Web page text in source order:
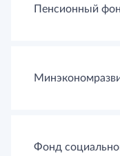
Пенсионный
Фонд